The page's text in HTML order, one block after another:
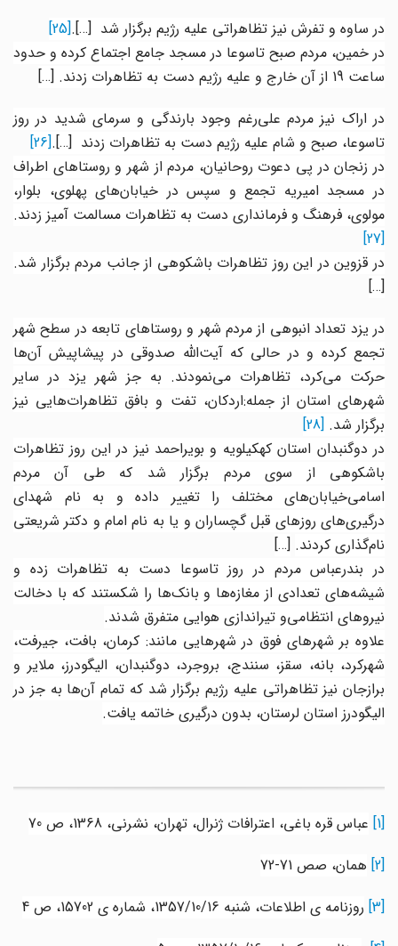
در ساوه و تفرش نیز تظاهراتی علیه رژیم برگزار شد[…]
.
[25]
در خمین، مردم صبح تاسوعا در مسجد جامع اجتماع کرده و حدود
ساعت 19 از آن خارج و علیه رژیم دست به تظاهرات زدند.
[…]
در اراک نیز مردم علی‌رغم وجود بارندگی و سرمای شدید در روز
تاسوعا، صبح و شام علیه رژیم دست به تظاهرات زدند[…].
[26]
در زنجان در پی دعوت روحانیان، مردم از شهر و روستاهای اطراف
در مسجد امیریه تجمع و سپس در خیابان‌های پهلوی، بلوار،
مولوی، فرهنگ و فرمانداری دست به تظاهرات مسالمت آمیز زدند.
در قزوین در این روز تظاهرات باشکوهی از جانب مردم برگزار شد.
[…]
در یزد تعداد انبوهی از مردم شهر و روستاهای تابعه در سطح شهر
تجمع کرده و در حالی که آیت‌الله صدوقی در پیشاپیش آن‌ها
حرکت می‌کرد، تظاهرات می‌نمودند. به جز شهر یزد در سایر
شهرهای استان از جمله:اردکان، تفت و بافق تظاهرات‌هایی نیز
برگزار شد.[28]
در دوگنبدان استان کهکیلویه و بویراحمد نیز در این روز تظاهرات
باشکوهی از سوی مردم برگزار شد که طی آن مردم
اسامی‌خیابان‌های مختلف را تغییر داده و به نام شهدای
درگیری‌های روزهای قبل گچساران و یا به نام امام و دکتر شریعتی
نام‌گذاری کردند.
[…]
در بندرعباس مردم در روز تاسوعا دست به تظاهرات زده و
شیشه‌های تعدادی از مغازه‌ها و بانک‌ها را شکستند که با دخالت
نیروهای انتظامی‌و تیراندازی هوایی متفرق شدند.
علاوه بر شهرهای فوق در شهرهایی مانند: کرمان، بافت، جیرفت،
شهرکرد، بانه، سقز، سنندج، بروجرد، دوگنبدان، الیگودرز، ملایر و
برازجان نیز تظاهراتی علیه رژیم برگزار شد که تمام آن‌ها به جز در
الیگودرز استان لرستان، بدون درگیری خاتمه یافت.
عباس قره باغی، اعترافات ژنرال، تهران، نشرنی، 1368، ص 70
همان، صص 71-72
روزنامه ی اطلاعات، شنبه 1357/10/16، شماره ی 15702، ص 4